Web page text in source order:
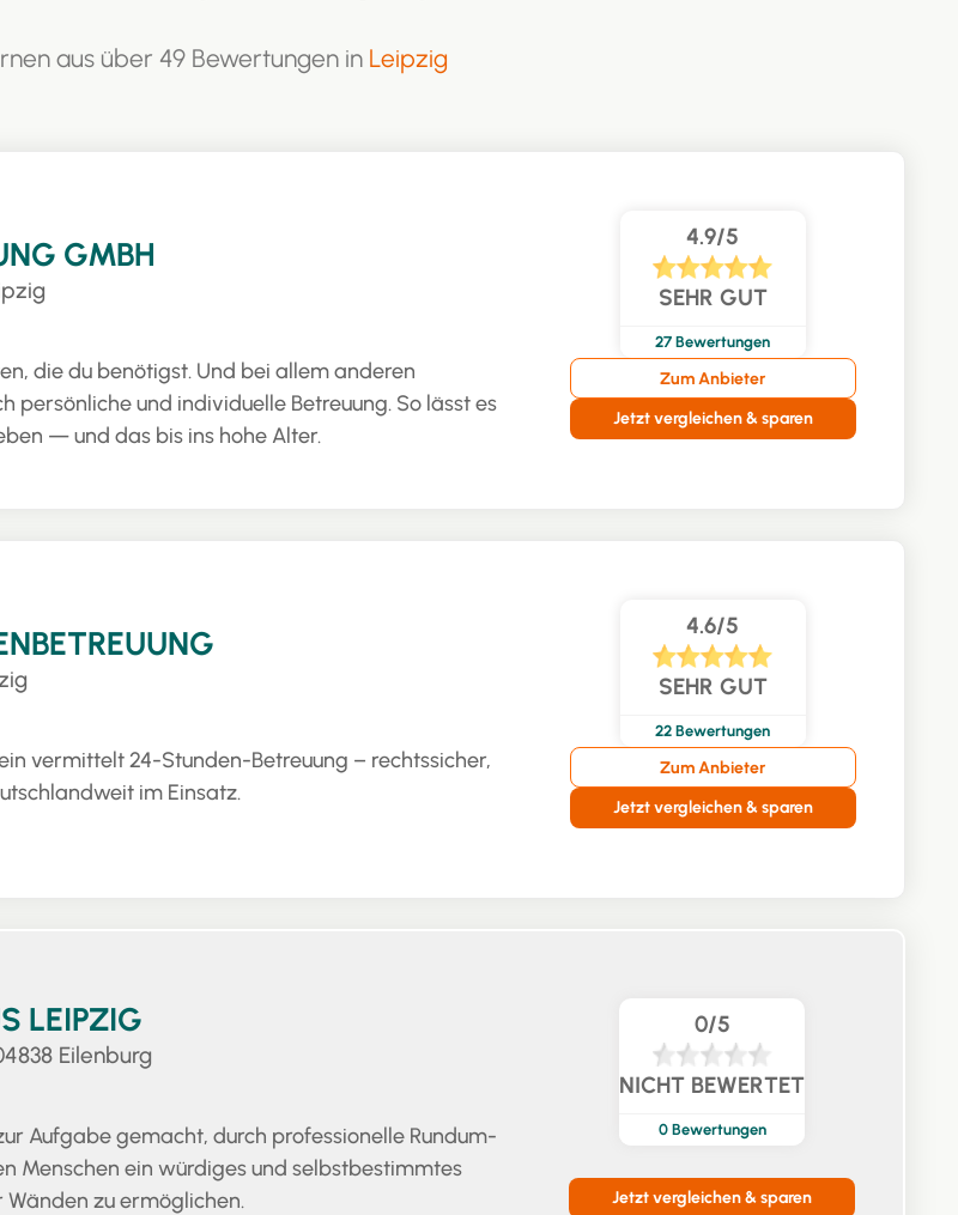
aus über 49 Bewertungen in Leipzig
GMBH
die du benötigst. Und bei allem anderen
persönliche und individuelle Betreuung. So lässt es
— und das bis ins hohe Alter.
4.9/5
SEHR GUT
27Bewertungen
Zum Anbieter
Jetzt vergleichen & sparen
vermittelt 24-Stunden-Betreuung – rechtssicher,
im Einsatz.
4.6/5
SEHR GUT
22Bewertungen
Zum Anbieter
Jetzt vergleichen & sparen
LEIPZIG
Eilenburg
Aufgabe gemacht, durch professionelle Rundum-
Menschen ein würdiges und selbstbestimmtes
zu ermöglichen.
0/5
NICHT BEWERTET
0 Bewertungen
Jetzt vergleichen & sparen